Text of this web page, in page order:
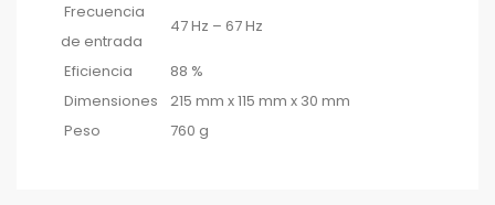
Frecuencia
de entrada
47 Hz – 67 Hz
Eficiencia
88 %
Dimensiones
215 mm x 115 mm x 30 mm
Peso
760 g